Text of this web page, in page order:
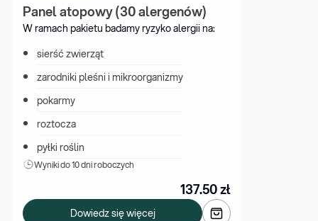
Panel atopowy (30 alergenów)
W ramach pakietu badamy ryzyko alergii na:
sierść zwierząt
zarodniki pleśni i mikroorganizmy
pokarmy
roztocza
pyłki roślin
Wyniki do 10 dni roboczych
137.50zł
Dowiedz się więcej